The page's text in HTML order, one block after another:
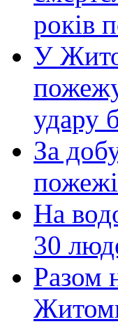
років
У
удару
За
На
30
Разом